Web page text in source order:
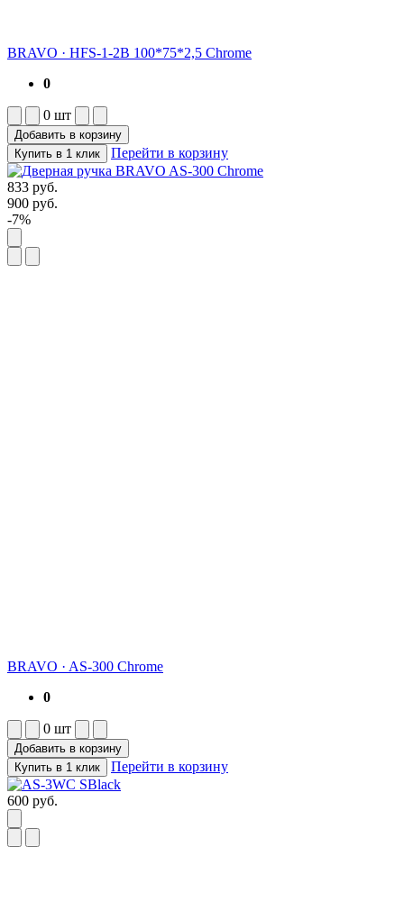
BRAVO · HFS-1-2B 100*75*2,5 Chrome
0
0 шт
Добавить в корзину
Купить в 1 клик
Перейти в корзину
833 руб.
900 руб.
-7%
BRAVO · AS-300 Chrome
0
0 шт
Добавить в корзину
Купить в 1 клик
Перейти в корзину
600 руб.